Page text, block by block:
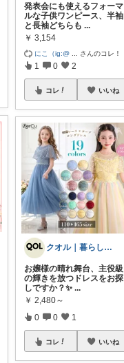
発表会にも使えるフォーマ
ルな子供ワンピース、半袖
と長袖どちらも ...
￥ 3,154
にこ（ig:@ さんのコレ！
1 0 2
コレ いいね
クオル｜暮らしの「質」爆上げ🈁
お嬢様の晴れ舞台、主役級
の輝きを放つドレスをお探
しですか？✨...
￥ 2,480～
0 0 1
コレ いいね